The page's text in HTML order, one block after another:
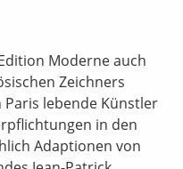
Moderne auch
Zeichners
Paris lebende Künstler
in den
Adaptionen von